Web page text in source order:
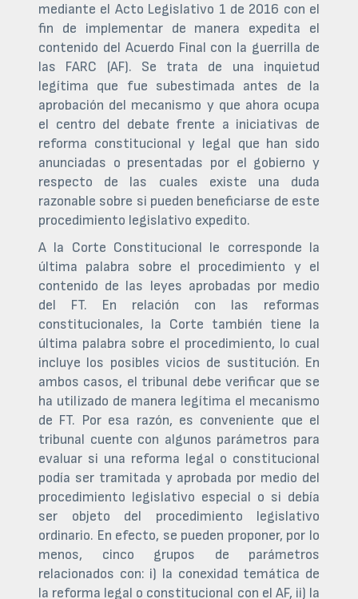
mediante el Acto Legislativo 1 de 2016 con el
fin de implementar de manera expedita el
contenido del Acuerdo Final con la guerrilla de
las FARC (AF). Se trata de una inquietud
legítima que fue subestimada antes de la
aprobación del mecanismo y que ahora ocupa
el centro del debate frente a iniciativas de
reforma constitucional y legal que han sido
anunciadas o presentadas por el gobierno y
respecto de las cuales existe una duda
razonable sobre si pueden beneficiarse de este
procedimiento legislativo expedito.
A la Corte Constitucional le corresponde la
última palabra sobre el procedimiento y el
contenido de las leyes aprobadas por medio
del FT. En relación con las reformas
constitucionales, la Corte también tiene la
última palabra sobre el procedimiento, lo cual
incluye los posibles vicios de sustitución. En
ambos casos, el tribunal debe verificar que se
ha utilizado de manera legítima el mecanismo
de FT. Por esa razón, es conveniente que el
tribunal cuente con algunos parámetros para
evaluar si una reforma legal o constitucional
podía ser tramitada y aprobada por medio del
procedimiento legislativo especial o si debía
ser objeto del procedimiento legislativo
ordinario. En efecto, se pueden proponer, por lo
menos, cinco grupos de parámetros
relacionados con: i) la conexidad temática de
la reforma legal o constitucional con el AF, ii) la